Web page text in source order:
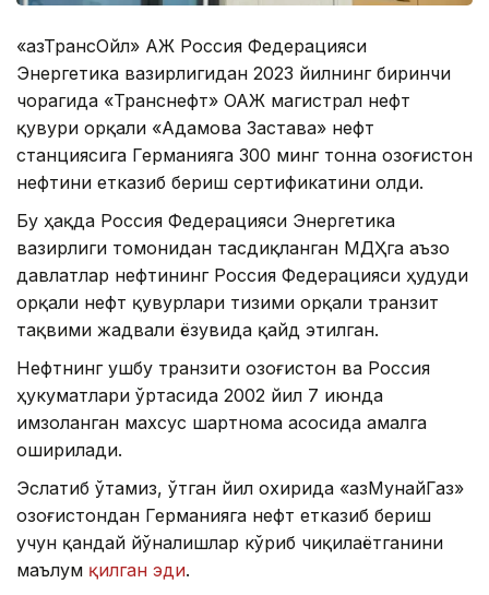
«ҚазТрансОйл» АЖ Россия Федерацияси
Энергетика вазирлигидан 2023 йилнинг биринчи
чорагида «Транснефт» ОАЖ магистрал нефт
қувури орқали «Адамова Застава» нефт
станциясига Германияга 300 минг тонна Қозоғистон
нефтини етказиб бериш сертификатини олди.
Бу ҳақда Россия Федерацияси Энергетика
вазирлиги томонидан тасдиқланган МДҲга аъзо
давлатлар нефтининг Россия Федерацияси ҳудуди
орқали нефт қувурлари тизими орқали транзит
тақвими жадвали ёзувида қайд этилган.
Нефтнинг ушбу транзити Қозоғистон ва Россия
ҳукуматлари ўртасида 2002 йил 7 июнда
имзоланган махсус шартнома асосида амалга
оширилади.
Эслатиб ўтамиз, ўтган йил охирида «ҚазМунайГаз»
Қозоғистондан Германияга нефт етказиб бериш
учун қандай йўналишлар кўриб чиқилаётганини
маълум қилган эди.